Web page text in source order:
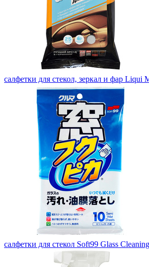
салфетки для стекол, зеркал и фар Liqui
салфетки для стекол Soft99 Glass